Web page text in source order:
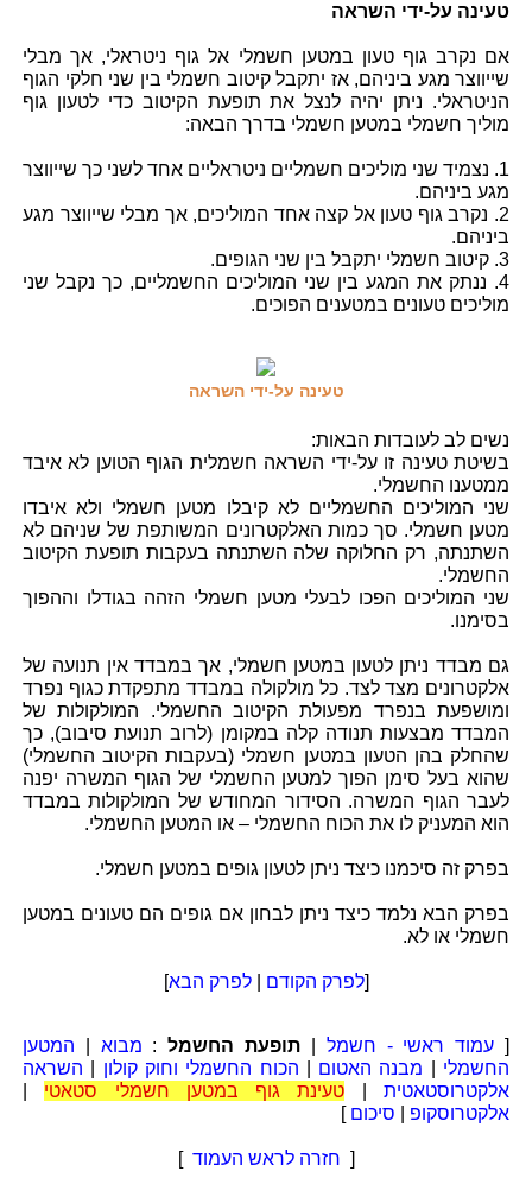
טעינה על-ידי השראה
אם נקרב גוף טעון במטען חשמלי אל גוף ניטראלי, אך מבלי
שייווצר מגע ביניהם, אז יתקבל קיטוב חשמלי בין שני חלקי הגוף
הניטראלי. ניתן יהיה לנצל את תופעת הקיטוב כדי לטעון גוף
מוליך חשמלי במטען חשמלי בדרך הבאה:
1. נצמיד שני מוליכים חשמליים ניטראליים אחד לשני כך שייווצר
מגע ביניהם.
2. נקרב גוף טעון אל קצה אחד המוליכים, אך מבלי שייווצר מגע
ביניהם.
3. קיטוב חשמלי יתקבל בין שני הגופים.
4. ננתק את המגע בין שני המוליכים החשמליים, כך נקבל שני
מוליכים טעונים במטענים הפוכים.
טעינה על-ידי השראה
נשים לב לעובדות הבאות:
בשיטת טעינה זו על-ידי השראה חשמלית הגוף הטוען לא איבד
ממטענו החשמלי.
שני המוליכים החשמליים לא קיבלו מטען חשמלי ולא איבדו
מטען חשמלי. סך כמות האלקטרונים המשותפת של שניהם לא
השתנתה, רק החלוקה שלה השתנתה בעקבות תופעת הקיטוב
החשמלי.
שני המוליכים הפכו לבעלי מטען חשמלי הזהה בגודלו וההפוך
בסימנו.
גם מבדד ניתן לטעון במטען חשמלי, אך במבדד אין תנועה של
אלקטרונים מצד לצד. כל מולקולה במבדד מתפקדת כגוף נפרד
ומושפעת בנפרד מפעולת הקיטוב החשמלי. המולקולות של
המבדד מבצעות תנודה קלה במקומן (לרוב תנועת סיבוב), כך
שהחלק בהן הטעון במטען חשמלי (בעקבות הקיטוב החשמלי)
שהוא בעל סימן הפוך למטען החשמלי של הגוף המשרה יפנה
לעבר הגוף המשרה. הסידור המחודש של המולקולות במבדד
הוא המעניק לו את הכוח החשמלי – או המטען החשמלי.
בפרק זה סיכמנו כיצד ניתן לטעון גופים במטען חשמלי.
בפרק הבא נלמד כיצד ניתן לבחון אם גופים הם טעונים במטען
חשמלי או לא.
[לפרק הקודם |לפרק הבא]
[ עמוד ראשי - חשמל תופעת החשמל: מבוא
המטען
החשמלי
מבנה האטום הכוח החשמלי וחוק קולון
השראה
אלקטרוסטאטית| טעינת גוף במטען חשמלי סטאטי
אלקטרוסקופ
סיכום ]
[ חזרה לראש העמוד ]